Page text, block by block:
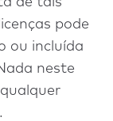
pode
ou incluída
neste